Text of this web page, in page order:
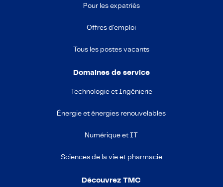
Pour les expatriés
Offres d'emploi
Tous les postes vacants
Domaines de service
Technologie et Ingénierie
Énergie et énergies renouvelables
Numérique et IT
Sciences de la vie et pharmacie
Découvrez TMC